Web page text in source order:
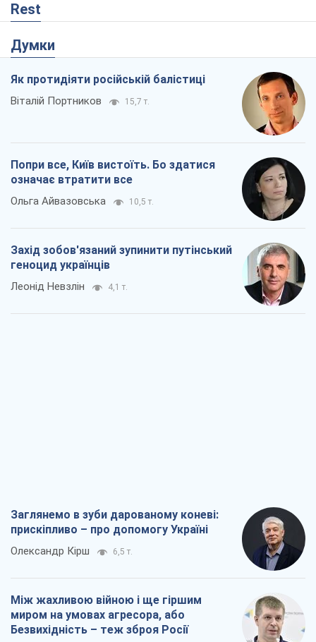
Rest
Думки
Як протидіяти російській балістиці
Віталій Портников 15,7 т.
Попри все, Київ вистоїть. Бо здатися
означає втратити все
Ольга Айвазовська 10,5 т.
Захід зобов'язаний зупинити путінський
геноцид українців
Леонід Невзлін 4,1 т.
Заглянемо в зуби дарованому коневі:
прискіпливо – про допомогу Україні
Олександр Кірш 6,5 т.
Між жахливою війною і ще гіршим
миром на умовах агресора, або
Безвихідність – теж зброя Росії